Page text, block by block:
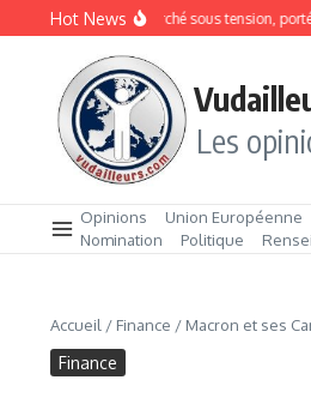
Aller au contenu
Hot News
en boîte : un marché sous tension, porté
Les
Opinions Union Européenne
Nomination
Politique
Accueil / Finance / Macron et ses
Finance